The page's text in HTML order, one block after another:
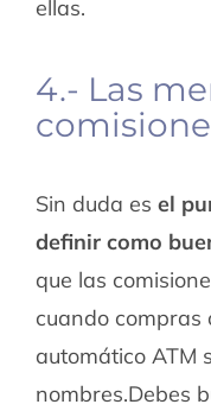
ellas.
4.- Las
Sin duda es el
definir como
que las
cuando compras
automático ATM
nombres.Debes